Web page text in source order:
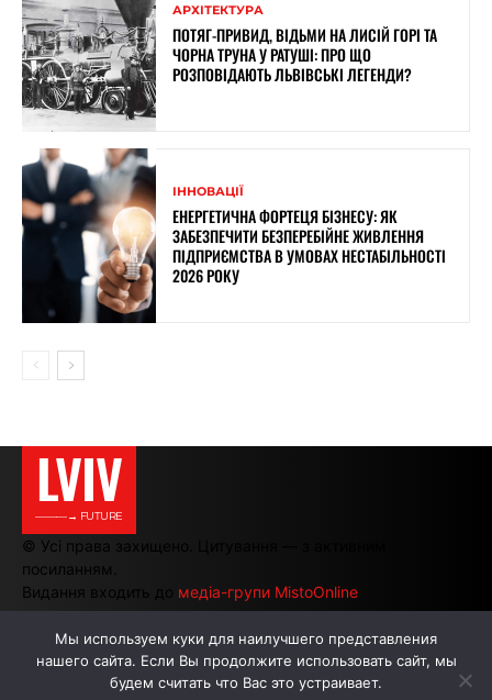
АРХІТЕКТУРА
ПОТЯГ-ПРИВИД, ВІДЬМИ НА ЛИСІЙ ГОРІ ТА
ЧОРНА ТРУНА У РАТУШІ: ПРО ЩО
РОЗПОВІДАЮТЬ ЛЬВІВСЬКІ ЛЕГЕНДИ?
ІННОВАЦІЇ
ЕНЕРГЕТИЧНА ФОРТЕЦЯ БІЗНЕСУ: ЯК
ЗАБЕЗПЕЧИТИ БЕЗПЕРЕБІЙНЕ ЖИВЛЕННЯ
ПІДПРИЄМСТВА В УМОВАХ НЕСТАБІЛЬНОСТІ
2026 РОКУ
LVIV
———→ FUTURE
© Усі права захищено. Цитування — з активним
посиланням.
Видання входить до медіа-групи MistoOnline
АВТОРИ РЕКЛАМА НА САЙТІ
Мы используем куки для наилучшего представления
нашего сайта. Если Вы продолжите использовать сайт, мы
будем считать что Вас это устраивает.